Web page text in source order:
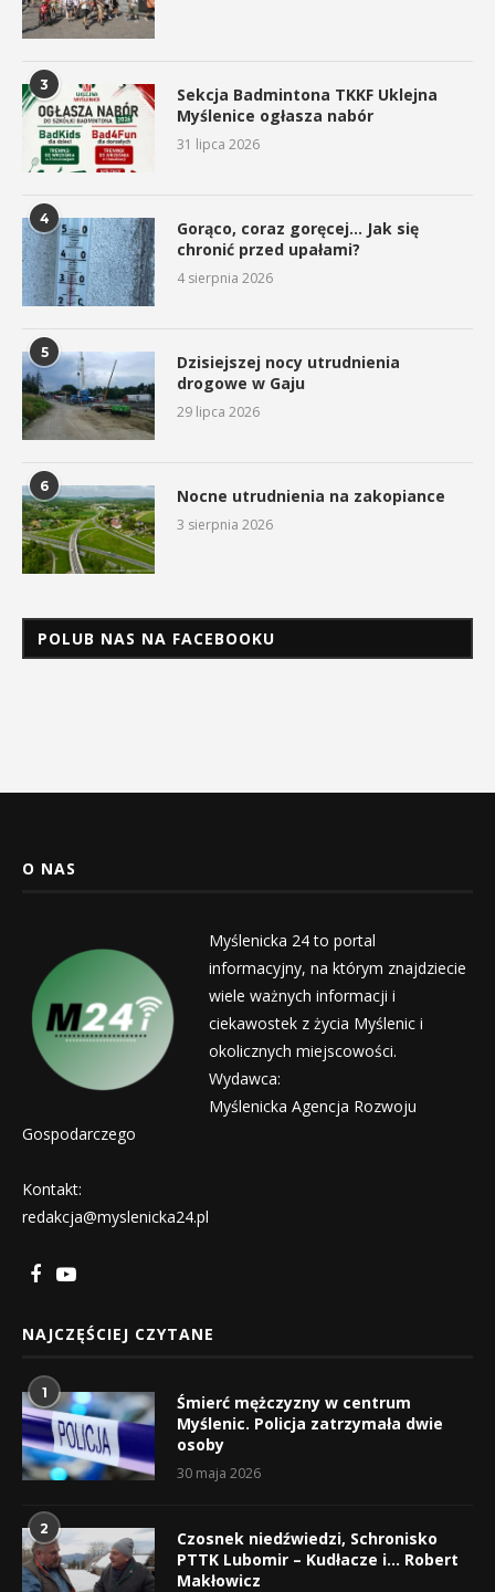
3
Sekcja Badmintona TKKF Uklejna
Myślenice ogłasza nabór
31 lipca 2026
4
Gorąco, coraz goręcej… Jak się
chronić przed upałami?
4 sierpnia 2026
5
Dzisiejszej nocy utrudnienia
drogowe w Gaju
29 lipca 2026
6 Nocne utrudnienia na zakopiance
3 sierpnia 2026
POLUB NAS NA FACEBOOKU
O NAS
Myślenicka 24 to portal
informacyjny, na którym znajdziecie
wiele ważnych informacji i
ciekawostek z życia Myślenic i
okolicznych miejscowości.
Wydawca:
Myślenicka Agencja Rozwoju
Gospodarczego
Kontakt:
redakcja@myslenicka24.pl
NAJCZĘŚCIEJ CZYTANE
1
Śmierć mężczyzny w centrum
Myślenic. Policja zatrzymała dwie
osoby
30 maja 2026
2
Czosnek niedźwiedzi, Schronisko
PTTK Lubomir – Kudłacze i… Robert
Makłowicz